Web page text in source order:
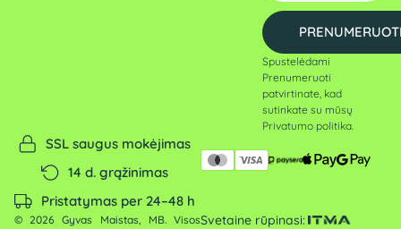
Spustelėdami
Prenumeruoti
patvirtinate, kad
sutinkate su mūsų
Privatumo politika
SSL saugus mokėjimas
14 d. grąžinimas
Pristatymas per 24–48 h
© 2026 Gyvas Maistas, MB. VisosSvetaine rūpinasi: